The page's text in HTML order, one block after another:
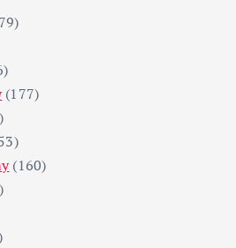
(177)
(160)